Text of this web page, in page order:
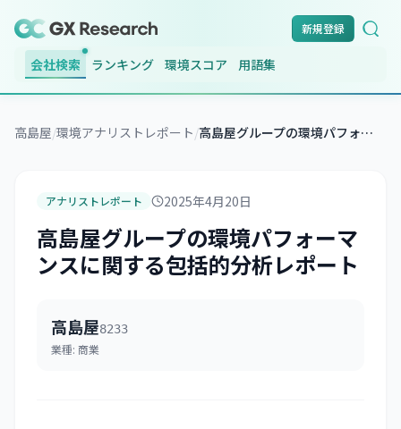
新規登録
会社検索 ランキング 環境スコア 用語集
高島屋/環境アナリストレポート/ 高島屋グループの環境パフォーマンスに関する包括的分析レポート
アナリストレポート 2025年4月20日
高島屋グループの環境パフォーマ
ンスに関する包括的分析レポート
高島屋8233
業種: 商業